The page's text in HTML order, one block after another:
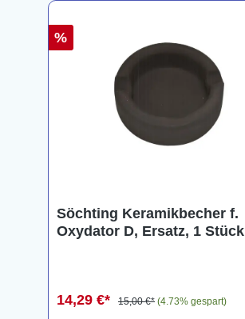
%
Söchting Keramikbecher f.
Oxydator D, Ersatz, 1 Stück
14,29 €* 15,00 €* (4.73% gespart)